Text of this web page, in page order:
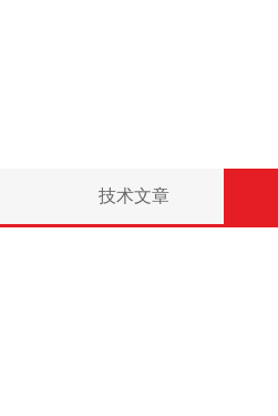
技术文章